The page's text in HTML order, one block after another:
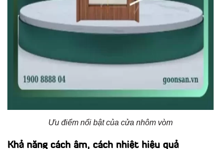
Ưu điểm nổi bật của cửa nhôm vòm
Khả năng cách âm, cách nhiệt hiệu quả